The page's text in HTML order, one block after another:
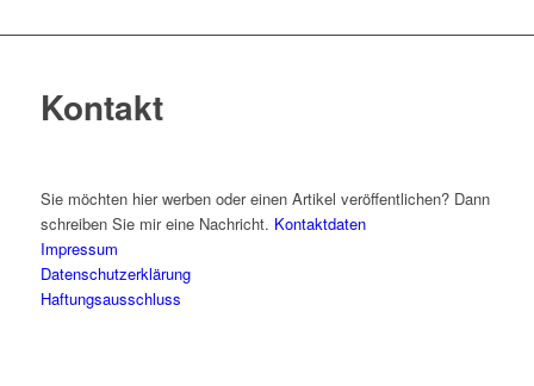
Kontakt
Sie möchten hier werben oder einen Artikel veröffentlichen? Dann
schreiben Sie mir eine Nachricht. Kontaktdaten
Impressum
Datenschutzerklärung
Haftungsausschluss